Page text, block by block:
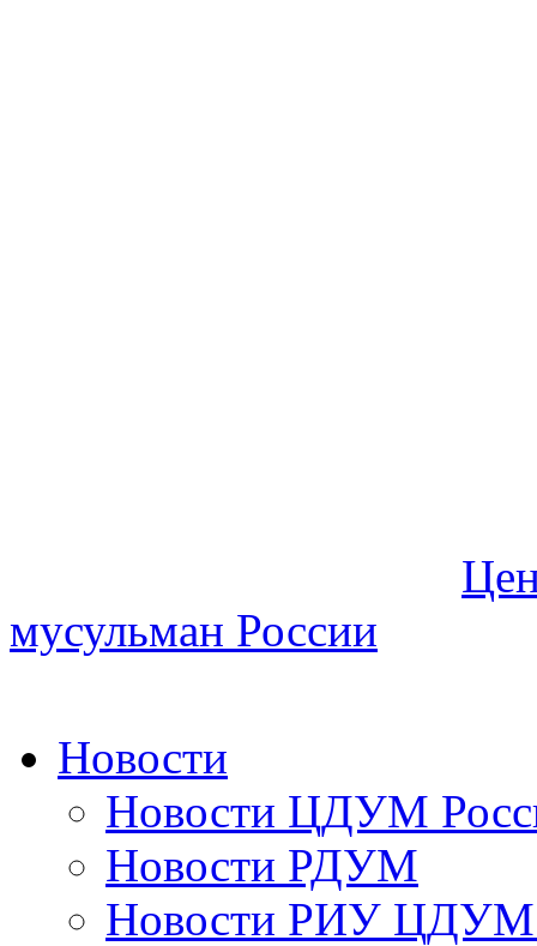
мусульман России
Новости
Новости ЦДУМ
Новости РДУМ
Новости РИУ ЦДУМ